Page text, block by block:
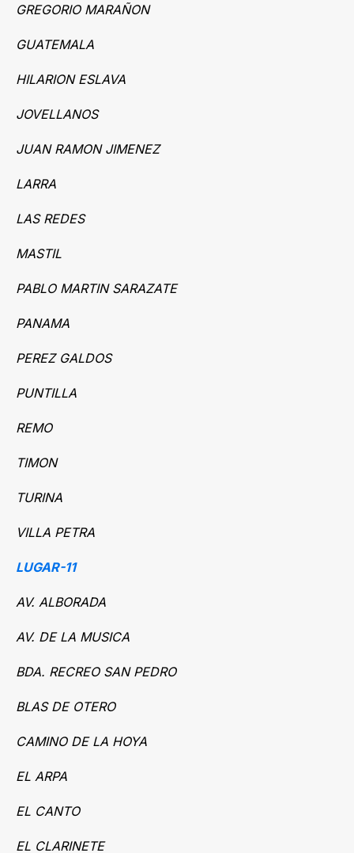
GREGORIO MARAÑON
GUATEMALA
HILARION ESLAVA
JOVELLANOS
JUAN RAMON JIMENEZ
LARRA
LAS REDES
MASTIL
PABLO MARTIN SARAZATE
PANAMA
PEREZ GALDOS
PUNTILLA
REMO
TIMON
TURINA
VILLA PETRA
LUGAR-11
AV. ALBORADA
AV. DE LA MUSICA
BDA. RECREO SAN PEDRO
BLAS DE OTERO
CAMINO DE LA HOYA
EL ARPA
EL CANTO
EL CLARINETE